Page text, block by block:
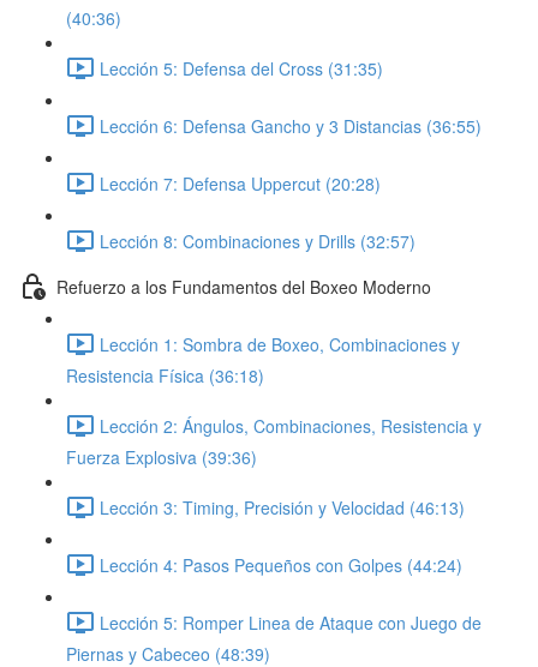
(40:36)
Lección 5: Defensa del Cross (31:35)
Lección 6: Defensa Gancho y 3 Distancias (36:55)
Lección 7: Defensa Uppercut (20:28)
Lección 8: Combinaciones y Drills (32:57)
Refuerzo a los Fundamentos del Boxeo Moderno
Lección 1: Sombra de Boxeo, Combinaciones y
Resistencia Física (36:18)
Lección 2: Ángulos, Combinaciones, Resistencia y
Fuerza Explosiva (39:36)
Lección 3: Timing, Precisión y Velocidad (46:13)
Lección 4: Pasos Pequeños con Golpes (44:24)
Lección 5: Romper Linea de Ataque con Juego de
Piernas y Cabeceo (48:39)